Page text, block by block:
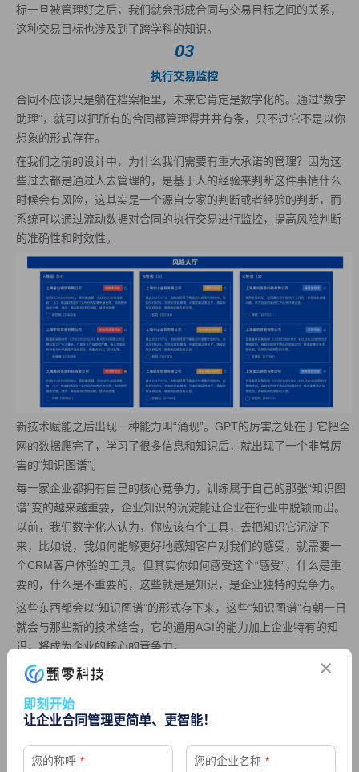
标一旦被管理好之后，我们就会形成合同与交易目标之间的关系，
这种交易目标也涉及到了跨学科的知识。
03
执行交易监控
合同不应该只是躺在档案柜里，未来它肯定是数字化的。通过“数字
助理”，就可以把所有的合同都管理得井井有条，只不过它不是以你
想象的形式存在。
在我们之前的设计中，为什么我们需要有重大承诺的管理？因为这
些过去都是通过人去管理的，是基于人的经验来判断这件事情什么
时候会有风险，这其实是一个源自专家的判断或者经验的判断，而
系统可以通过流动数据对合同的执行交易进行监控，提高风险判断
的准确性和时效性。
新技术赋能之后出现一种能力叫“涌现”。GPT的厉害之处在于它把全
网的数据爬完了，学习了很多信息和知识后，就出现了一个非常厉
害的“知识图谱”。
每一家企业都拥有自己的核心竞争力，训练属于自己的那张“知识图
谱”变的越来越重要，企业知识的沉淀能让企业在行业中脱颖而出。
以前，我们数字化人认为，你应该有个工具，去把知识它沉淀下
来，比如说，我如何能够更好地感知客户对我们的感受，就需要一
个CRM客户体验的工具。但其实你如何感受这个“感受”，什么是重
要的，什么是不重要的，这些就是是知识，是企业独特的竞争力。
这些东西都会以“知识图谱”的形式存下来，这些“知识图谱”有朝一日
就会与那些新的技术结合，它的通用AGI的能力加上企业特有的知
识，将成为企业的核心的竞争力。
这是我们的合同工具在风险管理中的表现，可以基于规则和判断作
04
数字化、智能化合同管理系统中，我们会对履约目标、经营改善、
即刻开始
让企业合同管理更简单、更智能！
您的称呼 * 您的企业名称 *
×